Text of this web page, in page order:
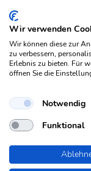
Jetzt
🤔 Diese
freut sich
Noch
Wir verwenden
Wir können diese zur
zu verbessern,
Erlebnis zu bieten. Für
öffnen Sie die
Notwendig
Funktional